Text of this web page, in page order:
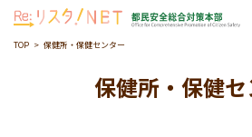
TOP 保健所・保健センター
保健所・保健